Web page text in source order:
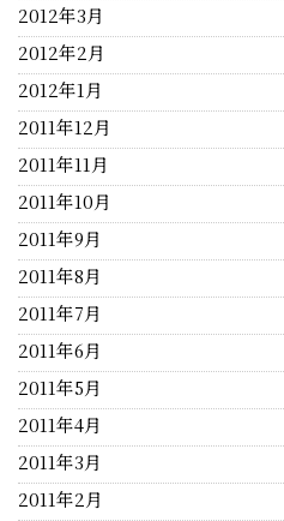
2012年3月
2012年2月
2012年1月
2011年12月
2011年11月
2011年10月
2011年9月
2011年8月
2011年7月
2011年6月
2011年5月
2011年4月
2011年3月
2011年2月